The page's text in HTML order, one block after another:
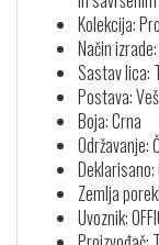
Kolekcija:
Način
Sastav lica:
Postava:
Boja: Crna
Održavanje:
Zemlja
Uvoznik: